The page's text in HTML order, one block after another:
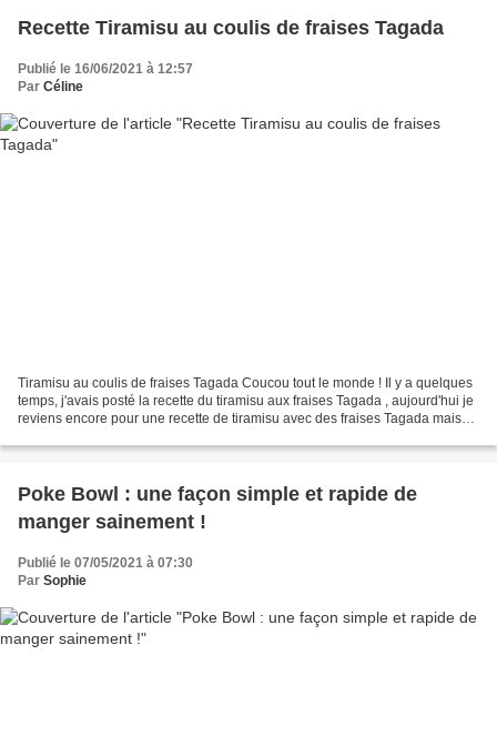
Recette Tiramisu au coulis de fraises Tagada
Publié le 16/06/2021 à 12:57
Par Céline
Tiramisu au coulis de fraises Tagada Coucou tout le monde ! Il y a quelques
temps, j'avais posté la recette du tiramisu aux fraises Tagada , aujourd'hui je
reviens encore pour une recette de tiramisu avec des fraises Tagada mais
Poke Bowl : une façon simple et rapide de
manger sainement !
Publié le 07/05/2021 à 07:30
Par Sophie